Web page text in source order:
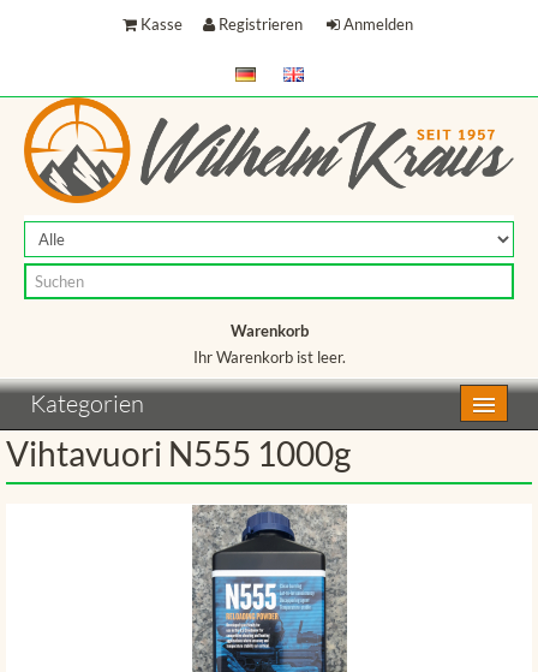
Kasse Registrieren Anmelden
Warenkorb
Ihr Warenkorb ist leer.
Warenkorb
Kategorien
Vihtavuori N555 1000g